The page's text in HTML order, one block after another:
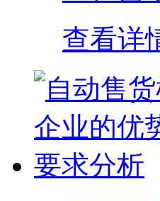
查看详